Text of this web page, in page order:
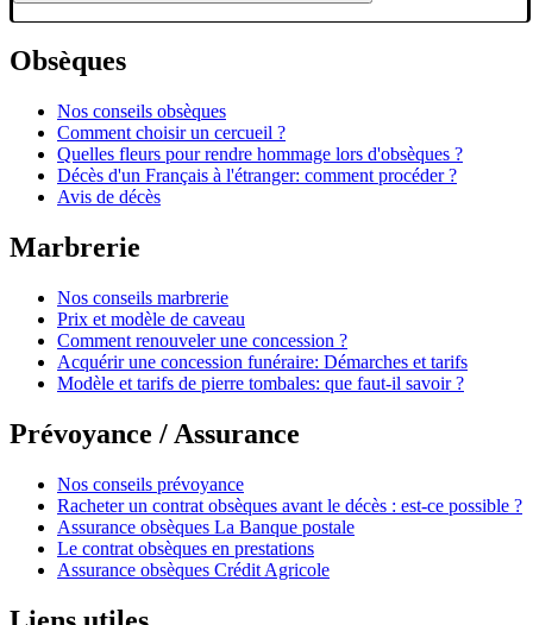
Obsèques
Nos conseils obsèques
Comment choisir un cercueil ?
Quelles fleurs pour rendre hommage lors d'obsèques ?
Décès d'un Français à l'étranger: comment procéder ?
Avis de décès
Marbrerie
Nos conseils marbrerie
Prix et modèle de caveau
Comment renouveler une concession ?
Acquérir une concession funéraire: Démarches et tarifs
Modèle et tarifs de pierre tombales: que faut-il savoir ?
Prévoyance / Assurance
Nos conseils prévoyance
Racheter un contrat obsèques avant le décès : est-ce possible ?
Assurance obsèques La Banque postale
Le contrat obsèques en prestations
Assurance obsèques Crédit Agricole